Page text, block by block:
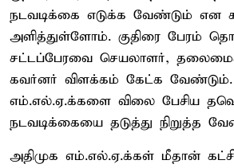
நடவடிக்கை எடுக்க வேண்டும் என
அளித்துள்ளோம். குதிரை பேரம்
சட்டப்பேரவை செயலாளர்,
கவர்னர் விளக்கம் கேட்க வேண்டும்.
எம்.எல்.ஏ.க்களை விலை பேசிய
நடவடிக்கையை தடுத்து நிறுத்த
அதிமுக எம்.எல்.ஏ.க்கள் மீதான்